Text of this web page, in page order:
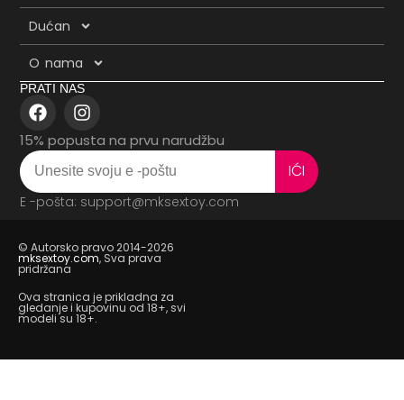
Dućan
O nama
PRATI NAS
15% popusta na prvu narudžbu
IĆI
E -pošta: support@mksextoy.com
© Autorsko pravo 2014-2026
mksextoy.com, Sva prava
pridržana
Ova stranica je prikladna za
gledanje i kupovinu od 18+, svi
modeli su 18+.